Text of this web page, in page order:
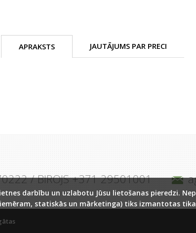
APRAKSTS JAUTĀJUMS PAR PRECI
/ BIROJS +371 29501001
darbību un uzlabotu Jūsu lietošanas pieredzi.
statiskās un mārketinga) tiks izmantotas